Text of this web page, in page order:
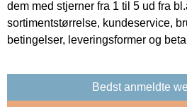
dem med stjerner fra 1 til 5 ud fra
sortimentstørrelse, kundeservice,
betingelser, leveringsformer og
Bedst anmeldte